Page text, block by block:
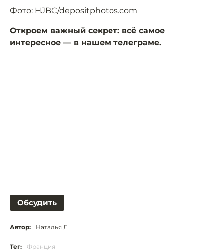
Фото: HJBC/depositphotos.com
Откроем важный секрет: всё самое
интересное — в нашем телеграме.
Обсудить
Автор: Наталья Л
Тег: Франция